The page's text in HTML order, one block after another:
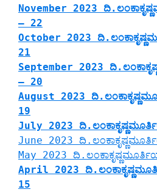
November 2023
– 22
October 2023
21
September 2023
– 20
August 2023
19
July 2023
June 2023
May 2023
April 2023
15